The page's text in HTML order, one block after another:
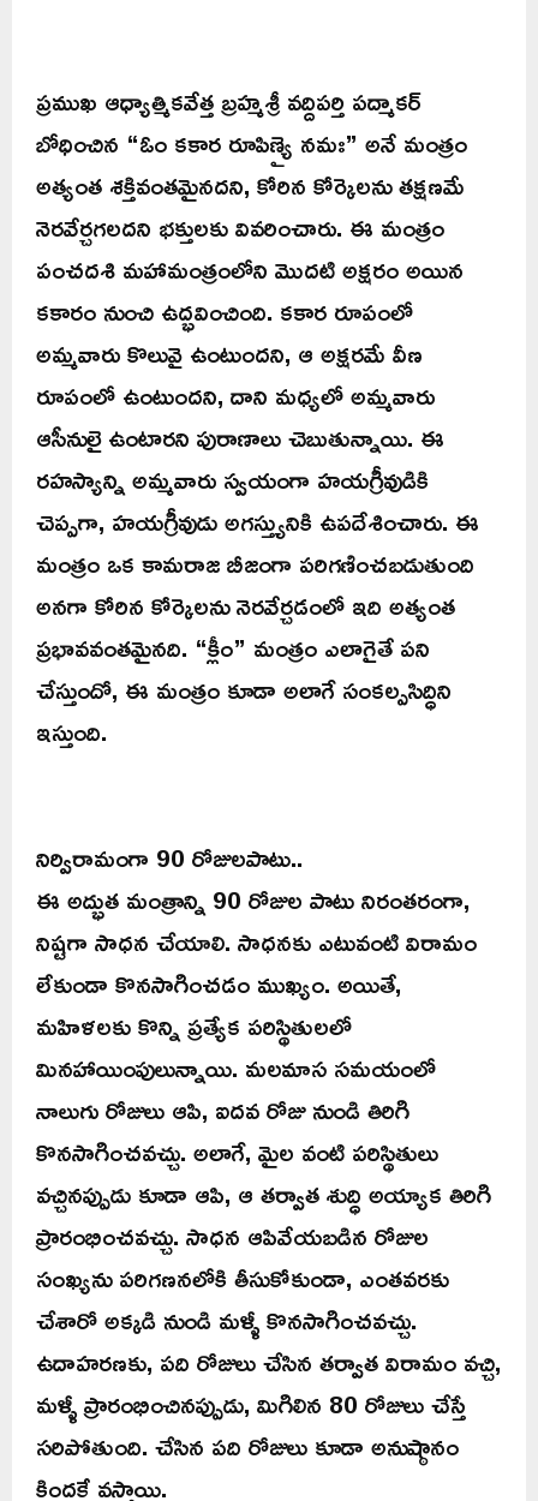
ప్రముఖ ఆధ్యాత్మికవేత్త బ్రహ్మశ్రీ వద్దిపర్తి పద్మాకర్
బోధించిన “ఓం కకార రూపిణ్యై నమః” అనే మంత్రం
అత్యంత శక్తివంతమైనదని, కోరిన కోర్కెలను తక్షణమే
నెరవేర్చగలదని భక్తులకు వివరించారు. ఈ మంత్రం
పంచదశి మహామంత్రంలోని మొదటి అక్షరం అయిన
కకారం నుంచి ఉద్భవించింది. కకార రూపంలో
అమ్మవారు కొలువై ఉంటుందని, ఆ అక్షరమే వీణ
రూపంలో ఉంటుందని, దాని మధ్యలో అమ్మవారు
ఆసీనులై ఉంటారని పురాణాలు చెబుతున్నాయి. ఈ
రహస్యాన్ని అమ్మవారు స్వయంగా హయగ్రీవుడికి
చెప్పగా, హయగ్రీవుడు అగస్త్యునికి ఉపదేశించారు. ఈ
మంత్రం ఒక కామరాజ బీజంగా పరిగణించబడుతుంది
అనగా కోరిన కోర్కెలను నెరవేర్చడంలో ఇది అత్యంత
ప్రభావవంతమైనది. “క్లీం” మంత్రం ఎలాగైతే పని
చేస్తుందో, ఈ మంత్రం కూడా అలాగే సంకల్పసిద్ధిని
ఇస్తుంది.
నిర్విరామంగా 90 రోజులపాటు..
ఈ అద్భుత మంత్రాన్ని 90 రోజుల పాటు నిరంతరంగా,
నిష్టగా సాధన చేయాలి. సాధనకు ఎటువంటి విరామం
లేకుండా కొనసాగించడం ముఖ్యం. అయితే,
మహిళలకు కొన్ని ప్రత్యేక పరిస్థితులలో
మినహాయింపులున్నాయి. మలమాస సమయంలో
నాలుగు రోజులు ఆపి, ఐదవ రోజు నుండి తిరిగి
కొనసాగించవచ్చు. అలాగే, మైల వంటి పరిస్థితులు
వచ్చినప్పుడు కూడా ఆపి, ఆ తర్వాత శుద్ధి అయ్యాక తిరిగి
ప్రారంభించవచ్చు. సాధన ఆపివేయబడిన రోజుల
సంఖ్యను పరిగణనలోకి తీసుకోకుండా, ఎంతవరకు
చేశారో అక్కడి నుండి మళ్ళీ కొనసాగించవచ్చు.
ఉదాహరణకు, పది రోజులు చేసిన తర్వాత విరామం వచ్చి,
మళ్ళీ ప్రారంభించినప్పుడు, మిగిలిన 80 రోజులు చేస్తే
సరిపోతుంది. చేసిన పది రోజులు కూడా అనుష్ఠానం
కిందకే వస్తాయి.